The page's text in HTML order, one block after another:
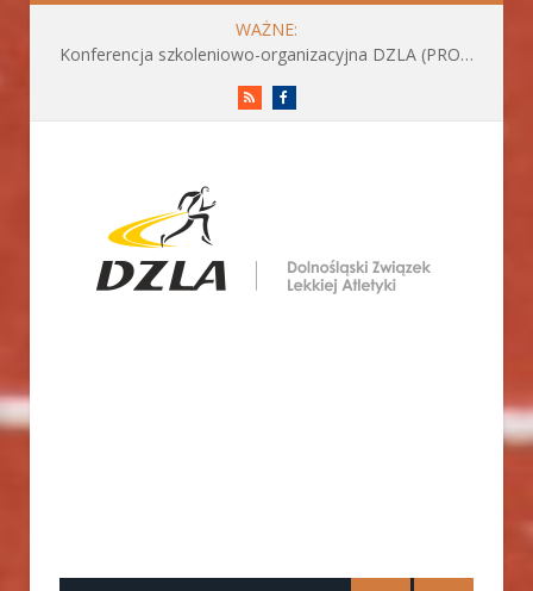
WAŻNE:
Konferencja szkoleniowo-organizacyjna DZLA (PROGRAM już do pobrania)
RSS